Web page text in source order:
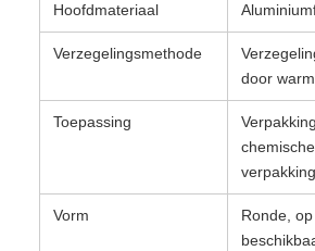
Hoofdmateriaal
Verzegelingsmethode
door
Toepassing
Vorm
Ronde,